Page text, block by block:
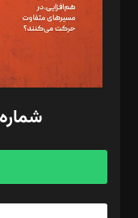
فیلمبرداری و عکاسی:
گرافیک و صفحه‌آرایی:
مد‌یر توسعه تجاری: کامبیز
امور مالی: شاپور رهبری،
آگهی و مشترکین: ۰۹۱۹۹۹۹۰۴۵۴
شماره ۱۴۷ - مرداد ۱۴۰۵